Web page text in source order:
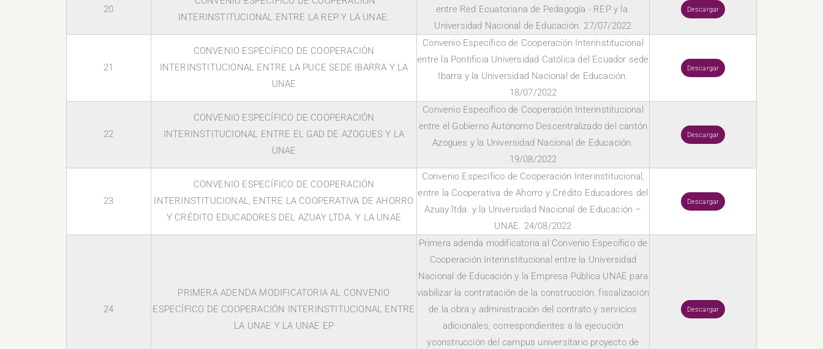
20
INTERINSTITUCIONAL ENTRE LA REP Y LA UNAE.
entre Red Ecuatoriana de Pedagogía - REP y la
Universidad Nacional de Educación. 27/07/2022
Descargar
21
CONVENIO ESPECÍFICO DE COOPERACIÓN
INTERINSTITUCIONAL ENTRE LA PUCE SEDE IBARRA Y LA
UNAE
Convenio Específico de Cooperación Interinstitucional
entre la Pontificia Universidad Católica del Ecuador sede
Ibarra y la Universidad Nacional de Educación.
18/07/2022
Descargar
22
CONVENIO ESPECÍFICO DE COOPERACIÓN
INTERINSTITUCIONAL ENTRE EL GAD DE AZOGUES Y LA
UNAE
Convenio Específico de Cooperación Interinstitucional
entre el Gobierno Autónomo Descentralizado del cantón
Azogues y la Universidad Nacional de Educación.
19/08/2022
Descargar
23
CONVENIO ESPECÍFICO DE COOPERACIÓN
INTERINSTITUCIONAL, ENTRE LA COOPERATIVA DE AHORRO
Y CRÉDITO EDUCADORES DEL AZUAY LTDA. Y LA UNAE
Convenio Específico de Cooperación Interinstitucional,
entre la Cooperativa de Ahorro y Crédito Educadores del
Azuay ltda. y la Universidad Nacional de Educación –
UNAE. 24/08/2022
Descargar
24
PRIMERA ADENDA MODIFICATORIA AL CONVENIO
ESPECÍFICO DE COOPERACIÓN INTERINSTITUCIONAL ENTRE
LA UNAE Y LA UNAE EP
Primera adenda modificatoria al Convenio Específico de
Cooperación Interinstitucional entre la Universidad
Nacional de Educación y la Empresa Pública UNAE para
viabilizar la contratación de la construcción, fiscalización
de la obra y administración del contrato y servicios
adicionales, correspondientes a la ejecución
yconstrucción del campus universitario proyecto de
Descargar